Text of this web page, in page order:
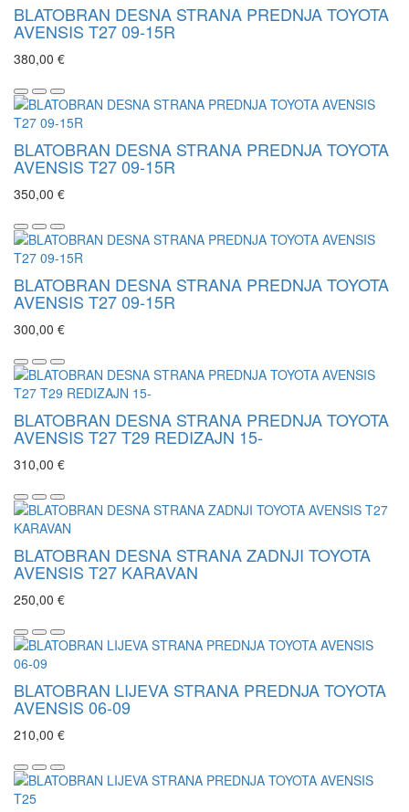
BLATOBRAN DESNA STRANA PREDNJA TOYOTA
AVENSIS T27 09-15R
380,00 €
BLATOBRAN DESNA STRANA PREDNJA TOYOTA
AVENSIS T27 09-15R
350,00 €
BLATOBRAN DESNA STRANA PREDNJA TOYOTA
AVENSIS T27 09-15R
300,00 €
BLATOBRAN DESNA STRANA PREDNJA TOYOTA
AVENSIS T27 T29 REDIZAJN 15-
310,00 €
BLATOBRAN DESNA STRANA ZADNJI TOYOTA
AVENSIS T27 KARAVAN
250,00 €
BLATOBRAN LIJEVA STRANA PREDNJA TOYOTA
AVENSIS 06-09
210,00 €